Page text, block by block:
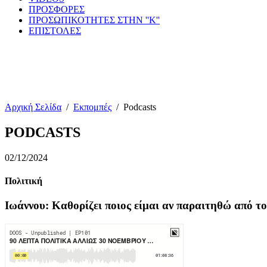
ΠΡΟΣΦΟΡΕΣ
ΠΡΟΣΩΠΙΚΟΤΗΤΕΣ ΣΤΗΝ ''Κ''
ΕΠΙΣΤΟΛΕΣ
Αρχική Σελίδα / Εκπομπές / Podcasts
PODCASTS
02/12/2024
Πολιτική
Ιωάννου: Καθορίζει ποιος είμαι αν παραιτηθώ από